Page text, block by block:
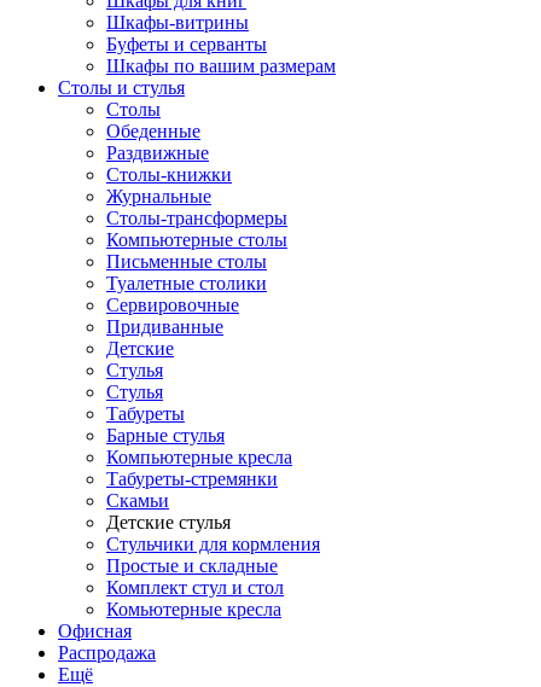
Шкафы-витрины
Буфеты и серванты
Шкафы по вашим размерам
Столы и стулья
Столы
Обеденные
Раздвижные
Столы-книжки
Журнальные
Столы-трансформеры
Компьютерные столы
Письменные столы
Туалетные столики
Сервировочные
Придиванные
Детские
Стулья
Стулья
Табуреты
Барные стулья
Компьютерные кресла
Табуреты-стремянки
Скамьи
Детские стулья
Стульчики для кормления
Простые и складные
Комплект стул и стол
Комьютерные кресла
Офисная
Распродажа
Eщё